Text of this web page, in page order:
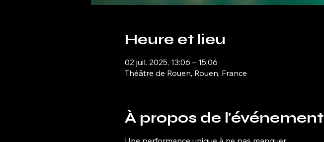
Heure et lieu
02 juil. 2025, 13:06 – 15:06
Théâtre de Rouen, Rouen, France
À propos de l'événement